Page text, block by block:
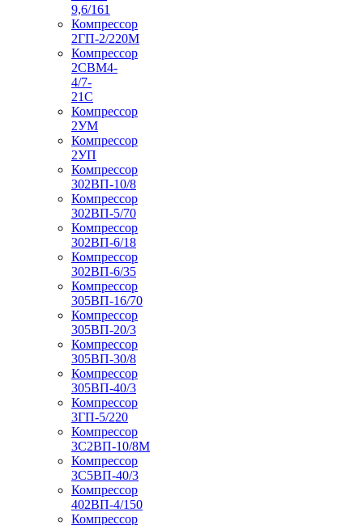
9,6/161
Компрессор
2ГП-2/220М
Компрессор
2СВМ4-
4/7-
21С
Компрессор
2УМ
Компрессор
2УП
Компрессор
302ВП-10/8
Компрессор
302ВП-5/70
Компрессор
302ВП-6/18
Компрессор
302ВП-6/35
Компрессор
305ВП-16/70
Компрессор
305ВП-20/3
Компрессор
305ВП-30/8
Компрессор
305ВП-40/3
Компрессор
3ГП-5/220
Компрессор
3С2ВП-10/8М
Компрессор
3С5ВП-40/3
Компрессор
402ВП-4/150
Компрессор